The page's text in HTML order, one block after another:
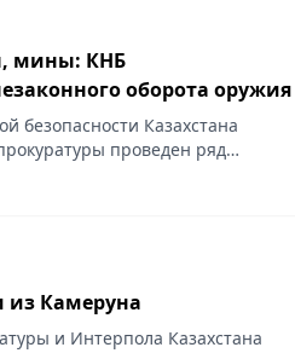
мины: КНБ
оборота оружия
безопасности Казахстана
проведен ряд
по поиску и изъятию из
из Камеруна
и Интерпола Казахстана